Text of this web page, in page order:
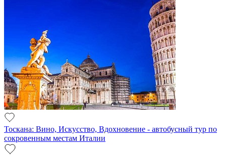
Тоскана: Вино, Искусство, Вдохновение - автобусный тур по
сокровенным местам Италии